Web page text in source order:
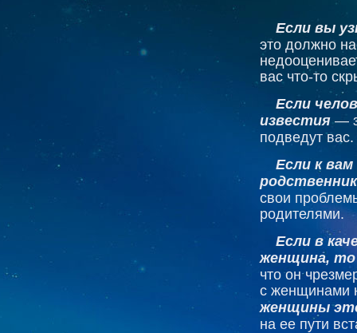
Если вы
это должно
вас что-то
Если
известия —
подведут вас.
Если к
родственник
свои
родителями.
Если в
женщина,
что он
с женщинами
женщины
на ее пути